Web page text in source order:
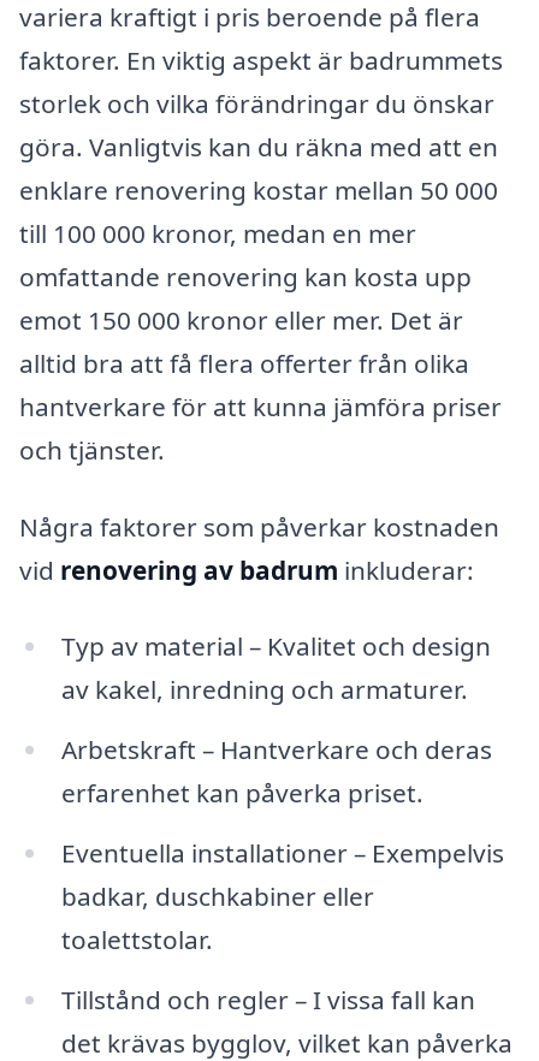
variera kraftigt i pris beroende på flera
faktorer. En viktig aspekt är badrummets
storlek och vilka förändringar du önskar
göra. Vanligtvis kan du räkna med att en
enklare renovering kostar mellan 50 000
till 100 000 kronor, medan en mer
omfattande renovering kan kosta upp
emot 150 000 kronor eller mer. Det är
alltid bra att få flera offerter från olika
hantverkare för att kunna jämföra priser
och tjänster.
Några faktorer som påverkar kostnaden
vid renovering av badrum inkluderar:
Typ av material – Kvalitet och design
av kakel, inredning och armaturer.
Arbetskraft – Hantverkare och deras
erfarenhet kan påverka priset.
Eventuella installationer – Exempelvis
badkar, duschkabiner eller
toalettstolar.
Tillstånd och regler – I vissa fall kan
det krävas bygglov, vilket kan påverka